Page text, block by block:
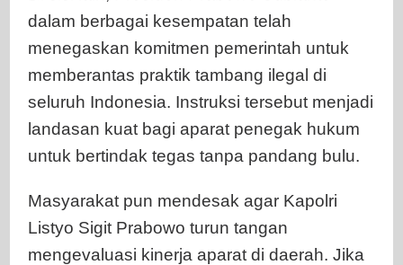
dalam berbagai kesempatan telah
menegaskan komitmen pemerintah untuk
memberantas praktik tambang ilegal di
seluruh Indonesia. Instruksi tersebut menjadi
landasan kuat bagi aparat penegak hukum
untuk bertindak tegas tanpa pandang bulu.
Masyarakat pun mendesak agar Kapolri
Listyo Sigit Prabowo turun tangan
mengevaluasi kinerja aparat di daerah. Jika